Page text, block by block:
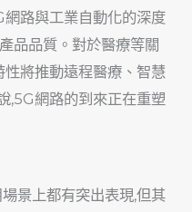
路與工業自動化的深度
品品質。對於醫療等關
將推動遠程醫療、智慧
,5G網路的到來正在重塑
景上都有突出表現,但其